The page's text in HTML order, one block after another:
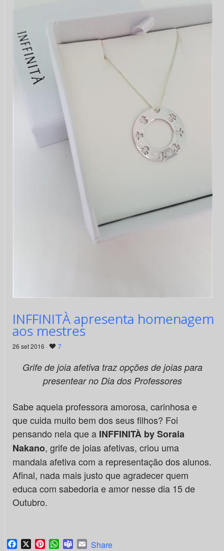
INFFINITÀ apresenta homenagem
aos mestres
26 set 2016 · 7
Grife de joia afetiva traz opções de joias para
presentearno Dia dos Professores
Sabe aquela professora amorosa, carinhosa e
que cuida muito bem dos seus filhos? Foi
pensando nela que a INFFINITÀ by Soraia
Nakano, grife de joias afetivas, criou uma
mandala afetiva com a representação dos alunos.
Afinal, nada mais justo que agradecer quem
educa com sabedoria e amor nesse dia 15 de
Outubro.
Facebook
X PinterestWhatsApp
TeamsEmail
Share